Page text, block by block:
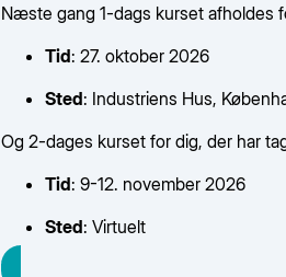
Næste gang 1-dags kurset afholdes
Tid: 27. oktober 2026
Sted: Industriens Hus,
Og 2-dages kurset for dig, der har
Tid: 9-12. november 2026
Sted: Virtuelt